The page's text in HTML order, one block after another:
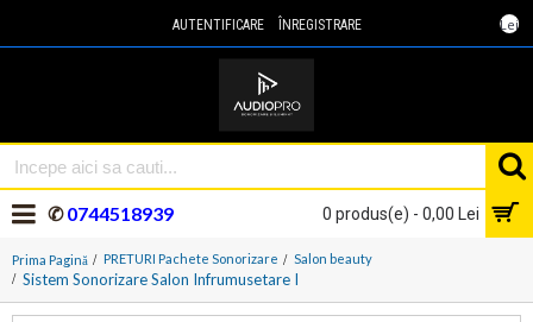
Lei
AUTENTIFICARE ÎNREGISTRARE
0 produs(e) - 0,00 Lei
✆0744518939
Prima Pagină PRETURI Pachete Sonorizare Salon beauty
Sistem Sonorizare Salon Infrumusetare I